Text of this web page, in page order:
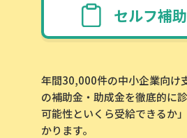
セルフ補
年間30,000件の中小企業向け
の補助金・助成金を徹底的に
可能性といくら受給できるか
かります。